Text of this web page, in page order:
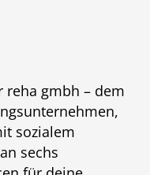
reha gmbh – dem
sozialem
sechs